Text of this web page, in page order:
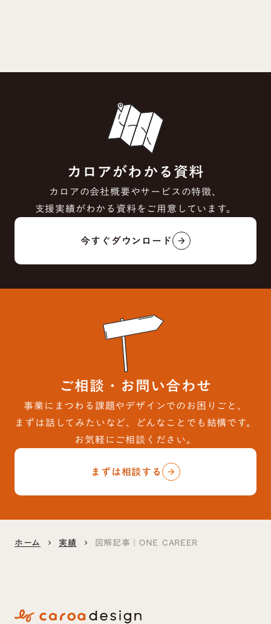
カロアがわかる資料
カロアの会社概要やサービスの特徴、
支援実績がわかる資料をご用意しています。
今すぐダウンロード
arrow_forward
ご相談・お問い合わせ
事業にまつわる課題やデザインでのお困りごと、
まずは話してみたいなど、どんなことでも結構です。
お気軽にご相談ください。
まずは相談する
arrow_forward
ホーム keyboard_arrow_right 実績 keyboard_arrow_right 図解記事｜ONE CAREER